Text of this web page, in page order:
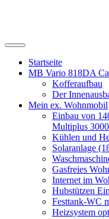
Suchfeld
ein-/ausblenden
Startseite
MB Vario 818DA
Kofferaufbau
Der
Mein ex. Wohnmobil
Einbau von
Multiplus
Kühlen und
Solaranlage
Gasfreies
Internet im
Hubstützen
Festtank-WC
Heizsystem